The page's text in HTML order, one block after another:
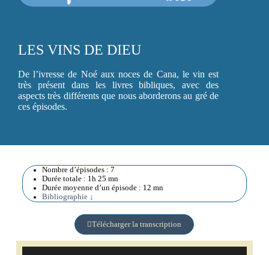
LES VINS DE DIEU
De l’ivresse de Noé aux noces de Cana, le vin est
très présent dans les livres bibliques, avec des
aspects très différents que nous aborderons au gré de
ces épisodes.
Nombre d’épisodes : 7
Durée totale : 1h 25 mn
Durée moyenne d’un épisode : 12 mn
Bibliographie ↓
Télécharger la transcription